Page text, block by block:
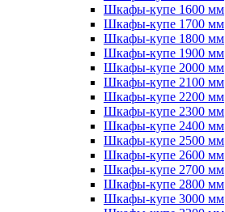
Шкафы-купе 1600 мм
Шкафы-купе 1700 мм
Шкафы-купе 1800 мм
Шкафы-купе 1900 мм
Шкафы-купе 2000 мм
Шкафы-купе 2100 мм
Шкафы-купе 2200 мм
Шкафы-купе 2300 мм
Шкафы-купе 2400 мм
Шкафы-купе 2500 мм
Шкафы-купе 2600 мм
Шкафы-купе 2700 мм
Шкафы-купе 2800 мм
Шкафы-купе 3000 мм